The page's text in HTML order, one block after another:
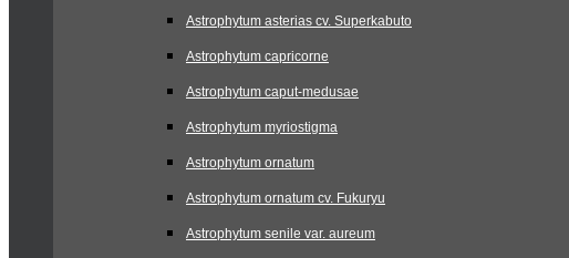
Astrophytum asterias cv. Superkabuto
Astrophytum capricorne
Astrophytum caput-medusae
Astrophytum myriostigma
Astrophytum ornatum
Astrophytum ornatum cv. Fukuryu
Astrophytum senile var. aureum